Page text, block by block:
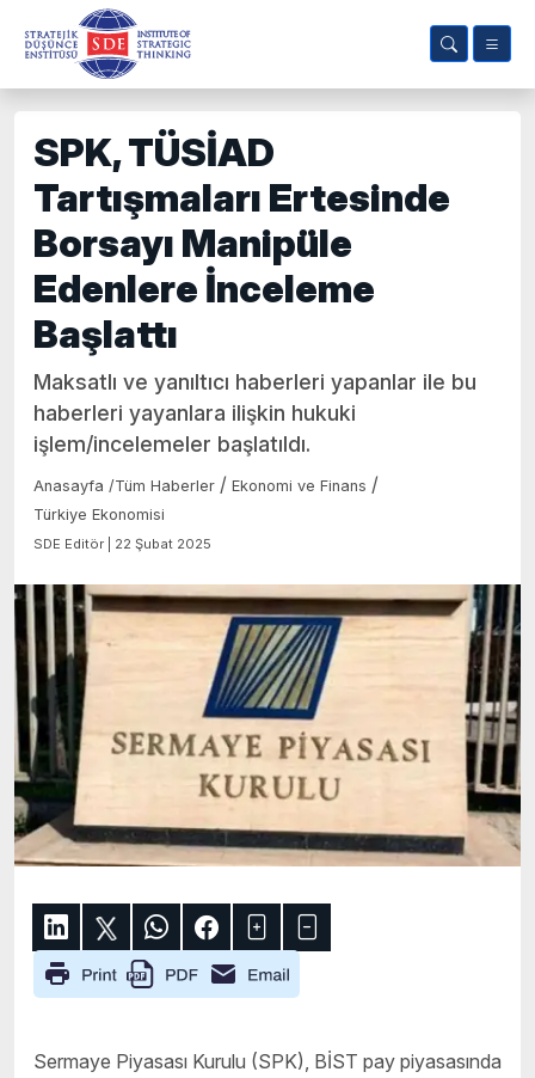
SPK, TÜSİAD
Tartışmaları Ertesinde
Borsayı Manipüle
Edenlere İnceleme
Başlattı
Maksatlı ve yanıltıcı haberleri yapanlar ile bu
haberleri yayanlara ilişkin hukuki
işlem/incelemeler başlatıldı.
Anasayfa /Tüm Haberler / Ekonomi ve Finans /
Türkiye Ekonomisi
SDE Editör | 22 Şubat 2025
Sermaye Piyasası Kurulu (SPK), BİST pay piyasasında